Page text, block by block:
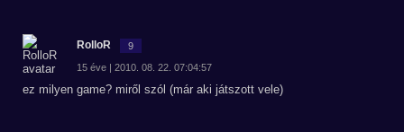
RolloR 9
15 éve | 2010. 08. 22. 07:04:57
ez milyen game? miről szól (már aki játszott vele)